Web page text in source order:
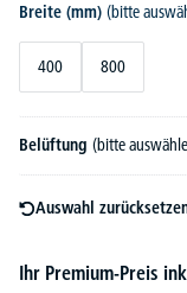
Breite (mm) (bitte
400 800
Belüftung (bitte
Auswahl
Ihr Premium-Preis